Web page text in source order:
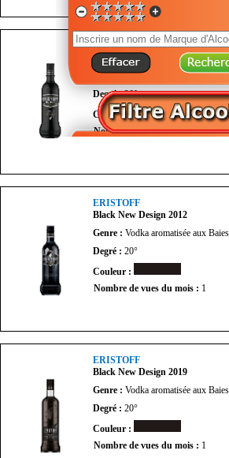
ERISTOFF
Black New Design 2008
Genre :Vodka aromatisée aux Baies
Degré :20°
Couleur :
Nombre de vues du mois :1
ERISTOFF
Black New Design 2012
Genre : Vodka aromatisée aux
Degré : 20°
Couleur :
Nombre de vues du mois : 1
ERISTOFF
Black New Design 2019
Genre : Vodka aromatisée aux
Degré : 20°
Couleur :
Nombre de vues du mois : 1